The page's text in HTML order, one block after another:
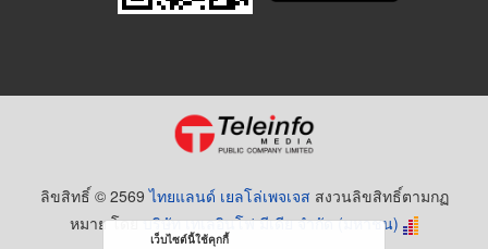
ลิขสิทธิ์ © 2569ไทยแลนด์ เยลโล่เพจเจส สงวนลิขสิทธิ์ตามกฏ
หมาย โดยบริษัท เทเลอินโฟ มีเดีย จำกัด (มหาชน)
เว็บไซต์นี้ใช้คุกกี้